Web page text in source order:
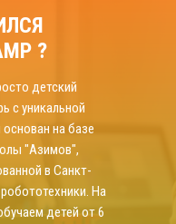
?
детский
с уникальной
на базе
"Азимов",
в Санкт-
На
детей от 6